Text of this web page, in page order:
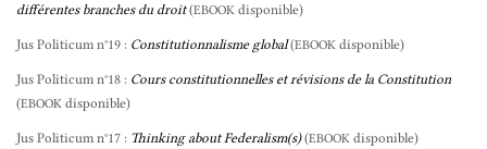
différentes branches du droit (EBOOK disponible)
Jus Politicum n°19 : Constitutionnalisme global (EBOOK disponible)
Jus Politicum n°18 : Cours constitutionnelles et révisions de la Constitution
(EBOOK disponible)
Jus Politicum n°17 : Thinking about Federalism(s) (EBOOK disponible)